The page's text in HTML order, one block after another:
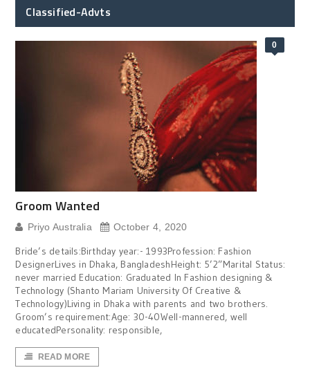
Classified-Advts
0
Groom Wanted
Priyo Australia October 4, 2020
Bride’s details:Birthday year:- 1993Profession: Fashion
DesignerLives in Dhaka, BangladeshHeight: 5’2”Marital Status:
never married Education: Graduated In Fashion designing &
Technology (Shanto Mariam University Of Creative &
Technology)Living in Dhaka with parents and two brothers.
Groom’s requirement:Age: 30-40Well-mannered, well
educatedPersonality: responsible,
READ MORE